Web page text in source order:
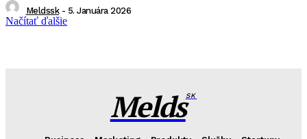
Meldssk - 5. Januára 2026
Načítať ďalšie
MeldsSK